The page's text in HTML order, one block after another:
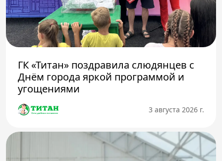
ГК «Титан» поздравила слюдянцев с
Днём города яркой программой и
угощениями
3 августа 2026 г.